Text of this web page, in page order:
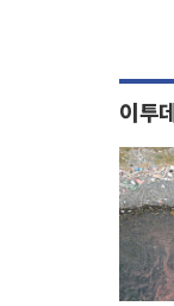
이투